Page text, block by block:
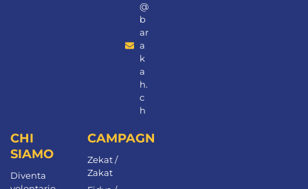
@
b
ar
a
k
a
h.
c
h
CHI
SIAMO
Diventa
CAMPAGNE
Zekat /
Zakat